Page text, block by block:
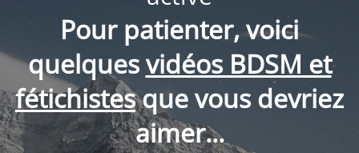
Pour patienter, voici
quelquesvidéos BDSM et
fétichistesque vous devriez
aimer...